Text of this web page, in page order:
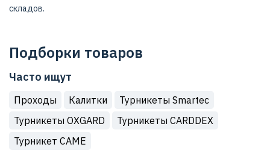
складов.
Подборки товаров
Часто ищут
Проходы Калитки
Турникеты Smartec
Турникеты OXGARD
Турникеты CARDDEX
Турникет CAME